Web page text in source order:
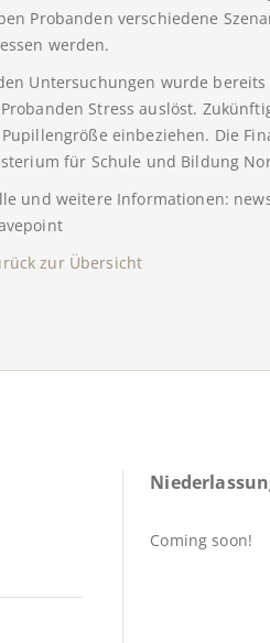
Probanden verschiedene
werden.
Untersuchungen wurde
Stress auslöst.
einbeziehen. Die
für Schule und Bildung
und weitere Informationen:
zur Übersicht
Coming soon!